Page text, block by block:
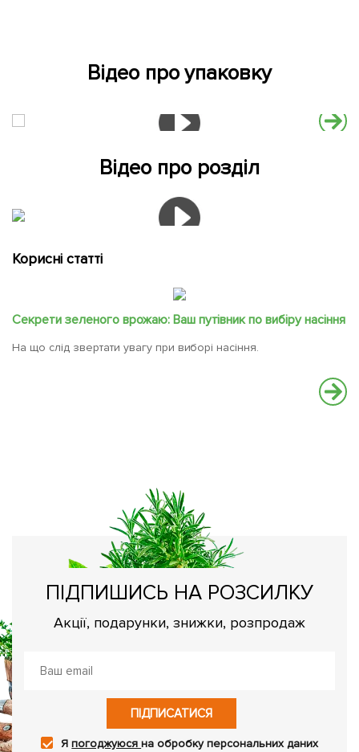
Відео про упаковку
Відео про розділ
Корисні статті
Секрети зеленого врожаю: Ваш путівник по вибіру насіння
На що слід звертати увагу при виборі насіння.
ПІДПИШИСЬ НА РОЗСИЛКУ
Акції, подарунки, знижки, розпродаж
ПІДПИСАТИСЯ
Япогоджуюсяна обробку персональних даних